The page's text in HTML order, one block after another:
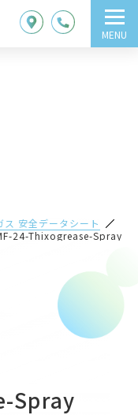
MENU
ス 安全データシート
24-Thixogrease-Spray
Spray